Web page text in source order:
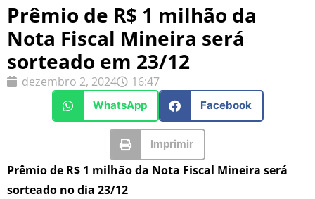
Prêmio de R$ 1 milhão da
Nota Fiscal Mineira será
sorteado em 23/12
dezembro 2, 2024 16:47
WhatsApp Facebook
Imprimir
Prêmio de R$ 1 milhão da Nota Fiscal Mineira será
sorteado no dia 23/12